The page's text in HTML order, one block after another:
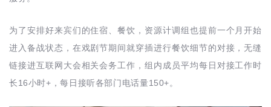
为了安排好来宾们的住宿、餐饮，资源计调组也提前一个月开始
进入备战状态，在戏剧节期间就穿插进行餐饮细节的对接，无缝
链接进互联网大会相关会务工作，组内成员平均每日对接工作时
长 16小时+ ，每日接听各部门电话量150+。